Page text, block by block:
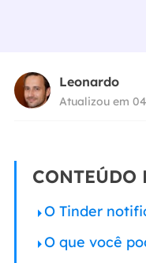
Leonardo
Atualizou em
CONTEÚDO
O Tinder
O que você